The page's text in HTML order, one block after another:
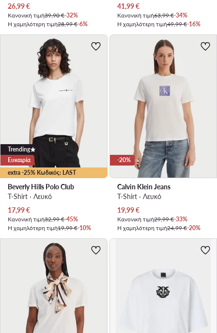
Τρέχουσα τιμή
26,99€
Κανονική τιμή39,90 €-32%
Η χαμηλότερη τιμή28,99 €-6%
Τρέχουσα τιμή
41,99€
Κανονική τιμή63,99 €-34%
Η χαμηλότερη τιμή49,99 €-16%
extra -25% Κωδικός: LAST
Trending
Ευκαιρία
Beverly Hills Polo Club
T-Shirt · Λευκό
Τρέχουσα τιμή
17,99€
Κανονική τιμή32,99 €-45%
Η χαμηλότερη τιμή19,99 €-10%
-20%
Calvin Klein Jeans
T-Shirt · Λευκό
Τρέχουσα τιμή
19,99€
Κανονική τιμή29,99 €-33%
Η χαμηλότερη τιμή24,99 €-20%